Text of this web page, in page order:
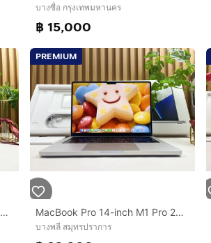
บางซื่อ กรุงเทพมหานคร
฿ 15,000
MacBook Pro 14-inch M2 Pro 2023 Ram32GB SSD1TB Space Gray
PREMIUM
MacBook Pro 14-inch M1 Pro 2021 Ram16GB SSD 512 GB Silver
บางพลี สมุทรปราการ